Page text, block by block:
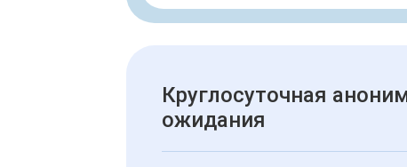
Круглосуточная
ожидания